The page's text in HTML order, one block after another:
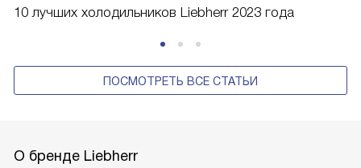
10 лучших холодильников Liebherr 2023 года
ПОСМОТРЕТЬ ВСЕ СТАТЬИ
О бренде Liebherr